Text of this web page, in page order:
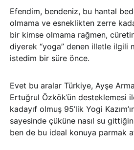
Efendim, bendeniz, bu hantal
olmama ve esneklikten zerre
bir kimse olmama rağmen,
diyerek “yoga” denen illetle ilgili
istedim bir süre önce.
Evet bu aralar Türkiye, Ayşe
Ertuğrul Özkök’ün desteklemesi
kadayıf olmuş 95’lik Yogi
sayesinde çüküne nasıl su
ben de bu ideal konuya parmak